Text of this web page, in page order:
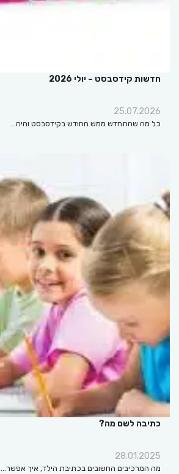
חדשות קידסבסט – יולי 2026
25.07.2026
כל מה שהתחדש ממש החודש בקידסבסט והיה…
כתיבה לשם מה?
28.01.2025
מה המרכיבים החשובים בכתיבת הילד, איך אפשר…